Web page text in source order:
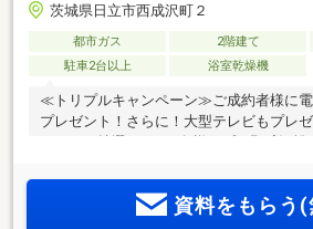
茨城県日立市西成沢町２
都市ガス 2階建て
駐車2台以上
浴室乾燥機
≪トリプルキャンペーン≫ご成約者様に
プレゼント！さらに！大型テレビもプレ
定！月々5万円台～のお支払い可能！！
資料をもらう(